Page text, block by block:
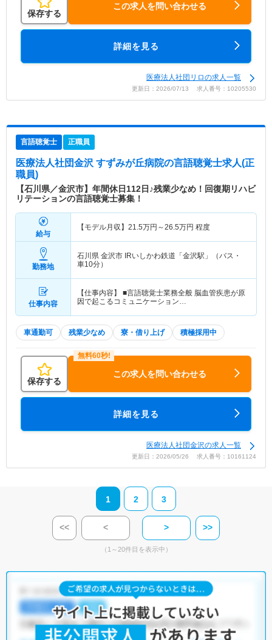
保存する
この求人を問い合わせる
詳細を見る
医療法人社団リロの求人一覧
更新日：2026/07/13 求人番号：10205530
言語聴覚士 正職員
医療法人社団金沢 すずみが丘病院の言語聴覚士求人(正
職員)
【石川県／金沢市】年間休日112日♪残業少なめ！回復期リハビ
リテーションの言語聴覚士募集！
給与
【モデル月収】 21.5万円～26.5万円 程度
勤務地
石川県 金沢市 IRいしかわ鉄道「金沢駅」（バス・
車10分）
仕事内容
【仕事内容】 ■言語聴覚士業務全般 脳血管疾患が原
因で起こるコミュニケーション…
車通勤可 残業少なめ 寮・借り上げ 積極採用中
保存する
この求人を問い合わせる
詳細を見る
医療法人社団金沢の求人一覧
更新日：2026/05/26 求人番号：10161124
1 2 3
<< < > >>
（1～20件目を表示中）